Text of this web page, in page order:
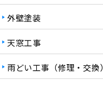
外壁塗装
天窓工事
雨どい工事（修理・交換）